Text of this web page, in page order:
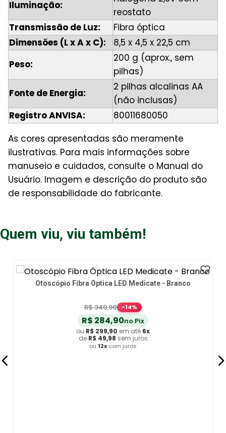
Iluminação:
reostato
Transmissão de Luz:
Fibra óptica
Dimensões (L x A x C):
8,5 x 4,5 x 22,5 cm
Peso:
200 g (aprox., sem
pilhas)
Fonte de Energia:
2 pilhas alcalinas AA
(não inclusas)
Registro ANVISA:
80011680050
As cores apresentadas são meramente
ilustrativas. Para mais informações sobre
manuseio e cuidados, consulte o Manual do
Usuário. Imagem e descrição do produto são
de responsabilidade do fabricante.
Quem viu, viu também!
Otoscópio Fibra Óptica LED Medicate - Branco
R$349,90 -14%
R$ 284,90no Pix
ou R$ 299,90 em até 6x
de R$ 49,98 sem juros
ou 12x com juros